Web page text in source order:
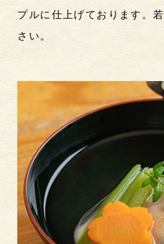
プルに仕上げております。
さい。